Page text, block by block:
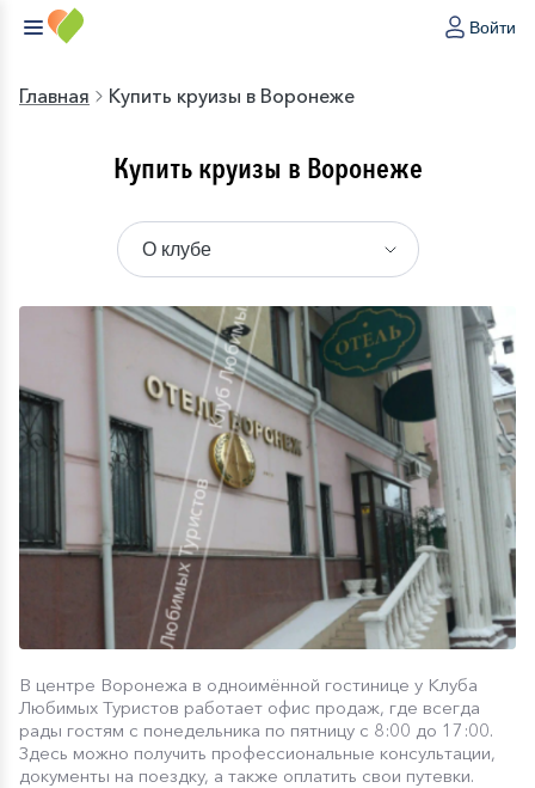
Войти
Главная Купить круизы в Воронеже
Купить круизы в Воронеже
В центре Воронежа в одноимённой гостинице у Клуба
Любимых Туристов работает офис продаж, где всегда
рады гостям с понедельника по пятницу с 8:00 до 17:00.
Здесь можно получить профессиональные консультации,
документы на поездку, а также оплатить свои путевки.